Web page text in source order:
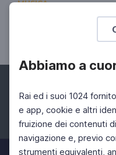
Abbiamo a
Rai ed i suoi 1024
e app, cookie e altri
fruizione dei contenuti
navigazione e, previo
strumenti equivalenti,
MUSICA
"P" come
L'impegno
Facebook